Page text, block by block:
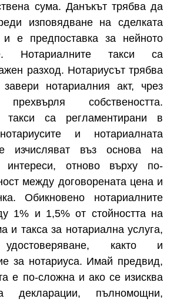
сума. Данъкът трябва да
изповядване на сделката
и е предпоставка за нейното
Нотариалните такси са
разход. Нотариусът трябва
нотариалния акт, чрез
собствеността.
такси са регламентирани в
и нотариалната
изчисляват въз основа на
интереси, отново върху по-
между договорената цена и
Обикновено нотариалните
1% и 1,5% от стойността на
и такса за нотариална услуга,
както и
за нотариуса. Имай предвид,
е по-сложна и ако се изисква
декларации, пълномощни,